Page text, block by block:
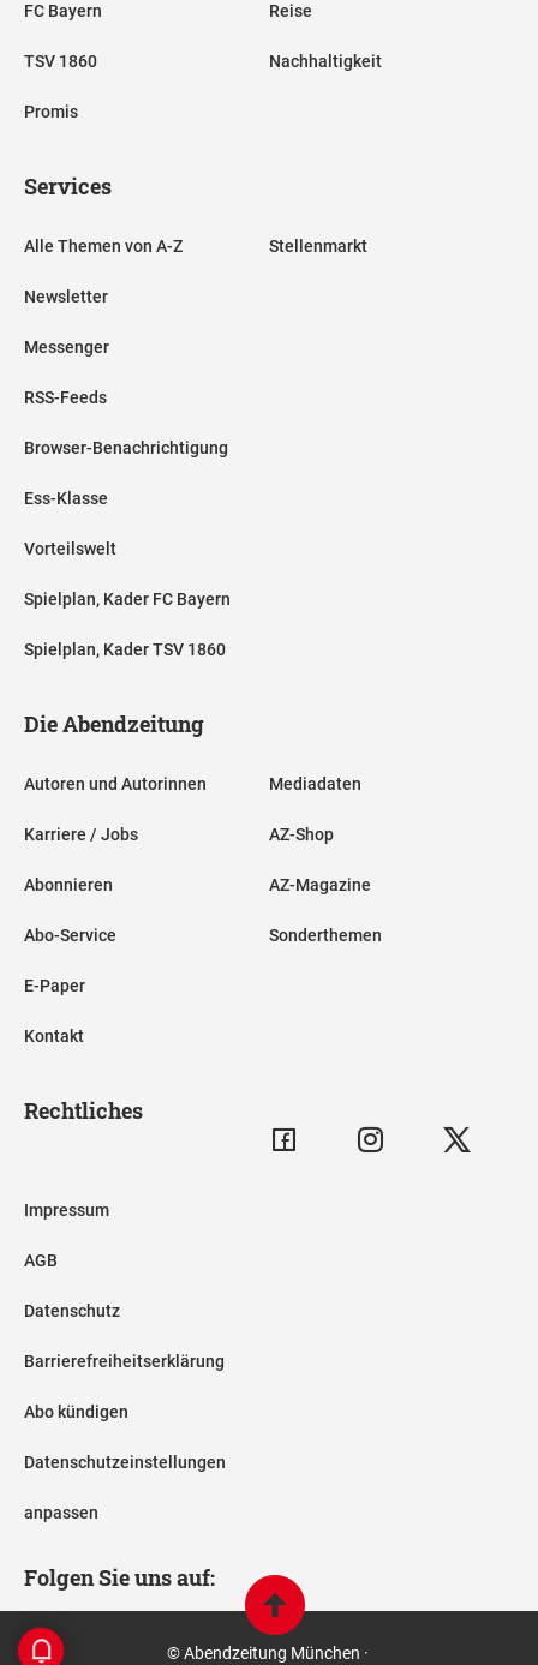
FC Bayern
TSV 1860
Promis
Reise
Nachhaltigkeit
Services
Alle Themen von A-Z
Newsletter
Messenger
RSS-Feeds
Browser-Benachrichtigung
Ess-Klasse
Vorteilswelt
Spielplan, Kader FC Bayern
Spielplan, Kader TSV 1860
Stellenmarkt
Die Abendzeitung
Autoren und Autorinnen
Karriere / Jobs
Abonnieren
Abo-Service
E-Paper
Kontakt
Mediadaten
AZ-Shop
AZ-Magazine
Sonderthemen
Rechtliches
Impressum
AGB
Datenschutz
Barrierefreiheitserklärung
Abo kündigen
Datenschutzeinstellungen
anpassen
Folgen Sie uns auf:
© Abendzeitung München ·